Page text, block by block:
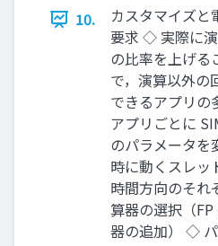
10.
カスタマイズ
要求 ◇ 実際に
の比率を上げ
で，演算以外の
できるアプリ
アプリごとに
のパラメータ
時に動くスレッ
時間方向のそ
算器の選択（
器の追加） ◇